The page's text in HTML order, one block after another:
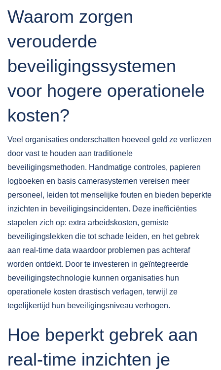
Waarom zorgen
verouderde
beveiligingssystemen
voor hogere operationele
kosten?
Veel organisaties onderschatten hoeveel geld ze verliezen
door vast te houden aan traditionele
beveiligingsmethoden. Handmatige controles, papieren
logboeken en basis camerasystemen vereisen meer
personeel, leiden tot menselijke fouten en bieden beperkte
inzichten in beveiligingsincidenten. Deze inefficiënties
stapelen zich op: extra arbeidskosten, gemiste
beveiligingslekken die tot schade leiden, en het gebrek
aan real-time data waardoor problemen pas achteraf
worden ontdekt. Door te investeren in geïntegreerde
beveiligingstechnologie kunnen organisaties hun
operationele kosten drastisch verlagen, terwijl ze
tegelijkertijd hun beveiligingsniveau verhogen.
Hoe beperkt gebrek aan
real-time inzichten je